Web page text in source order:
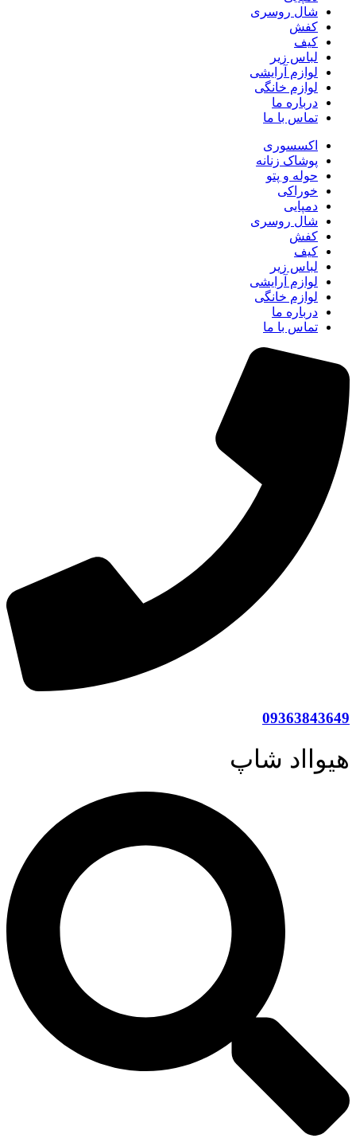
شال روسری
کفش
کیف
لباس زیر
لوازم آرایشی
لوازم خانگی
درباره ما
تماس با ما
اکسسوری
پوشاک زنانه
حوله و پتو
خوراکی
دمپایی
شال روسری
کفش
کیف
لباس زیر
لوازم آرایشی
لوازم خانگی
درباره ما
تماس با ما
09363843649
هیوااد شاپ